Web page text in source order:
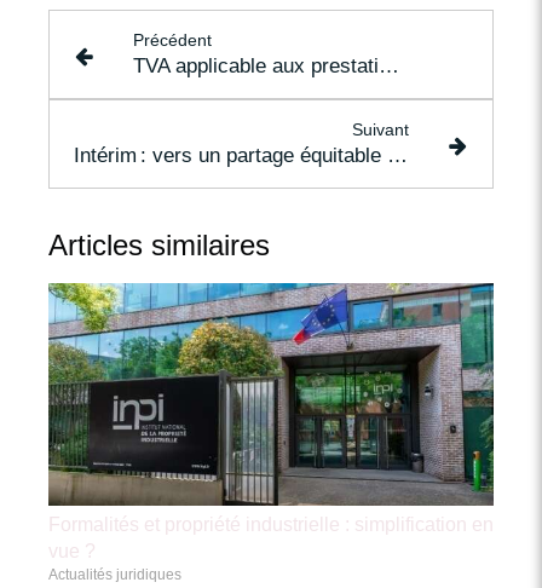
Précédent
TVA applicable aux prestations d'hébergement hôtelières et parahôtelières : une question de nuitées !
Suivant
Intérim : vers un partage équitable des coûts en cas d’ATMP
Articles similaires
Formalités et propriété industrielle : simplification en
vue ?
Actualités juridiques